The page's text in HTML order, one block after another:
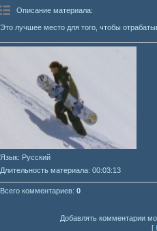
Описание материала:
Это лучшее место для того, чтобы
Язык: Русский
Длительность материала: 00:03:13
Всего комментариев: 0
Добавлять комментарии
[